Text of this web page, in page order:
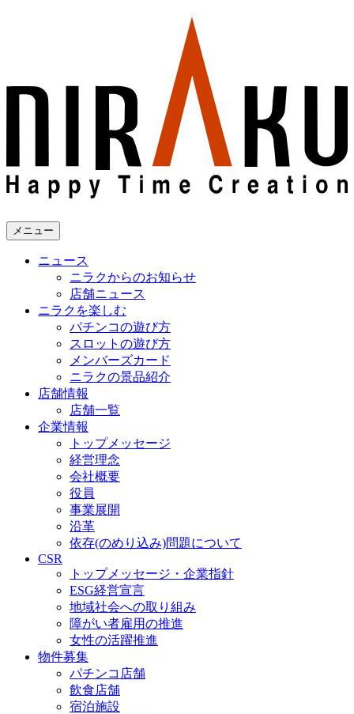
メニュー
ニュース
ニラクからのお知らせ
店舗ニュース
ニラクを楽しむ
パチンコの遊び方
スロットの遊び方
メンバーズカード
ニラクの景品紹介
店舗情報
店舗一覧
企業情報
トップメッセージ
経営理念
会社概要
役員
事業展開
沿革
依存(のめり込み)問題について
CSR
トップメッセージ・企業指針
ESG経営宣言
地域社会への取り組み
障がい者雇用の推進
女性の活躍推進
物件募集
パチンコ店舗
飲食店舗
宿泊施設